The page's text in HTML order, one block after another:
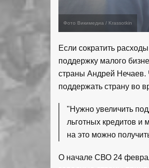
Фото Викимедиа / Krassotkin
Если сократить
поддержку малого
страны Андрей Нечаев.
поддержать страну во
"Нужно увеличить
льготных кредитов и
на это можно
О начале СВО 24